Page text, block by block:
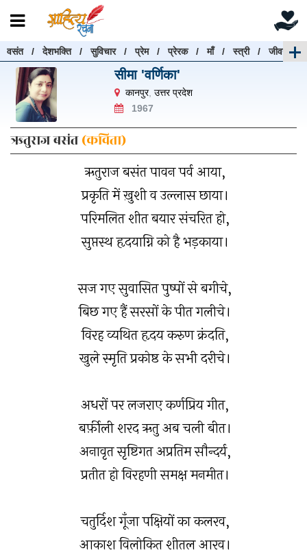
वसंत/देशभक्ति/सुविचार/प्रेम/प्रेरक/माँ/स्त्री/जीवन
सीमा 'वर्णिका'
कानपुर, उत्तर प्रदेश
1967
ऋतुराज बसंत(कविता)
ऋतुराज बसंत पावन पर्व आया,
प्रकृति में ख़ुशी व उल्लास छाया।
परिमलित शीत बयार संचरित हो,
सुप्तस्थ हृदयाग्नि को है भड़़काया।
सज गए सुवासित पुष्पों से बगीचे,
बिछ गए हैं सरसों के पीत गलीचे।
विरह व्यथित हृदय करुण क्रंदति,
खुले स्मृति प्रकोष्ठ के सभी दरीचे।
अधरों पर लजराए कर्णप्रिय गीत,
बर्फ़ीली शरद ऋतु अब चली बीत।
अनावृत सृष्टिगत अप्रतिम सौन्दर्य,
प्रतीत हो विरहणी समक्ष मनमीत।
चतुर्दिश गूँजा पक्षियों का कलरव,
आकाश विलोकित शीतल आरव।
रचनाएँ खोजें
रचनाएँ खोजने के लिए नीचे दी गई बॉक्स में हिन्दी में लिखें और
"खोजें" बटन पर क्लिक करें
खोजें